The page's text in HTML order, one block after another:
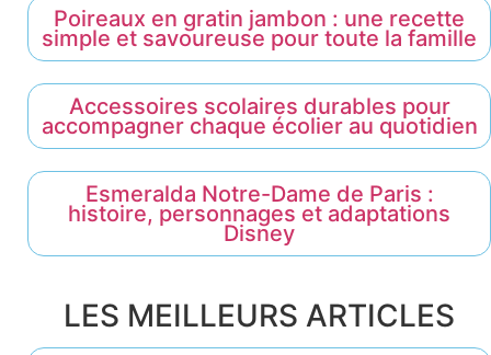
Poireaux en gratin jambon : une recette
simple et savoureuse pour toute la famille
Accessoires scolaires durables pour
accompagner chaque écolier au quotidien
Esmeralda Notre-Dame de Paris :
histoire, personnages et adaptations
Disney
LES MEILLEURS ARTICLES